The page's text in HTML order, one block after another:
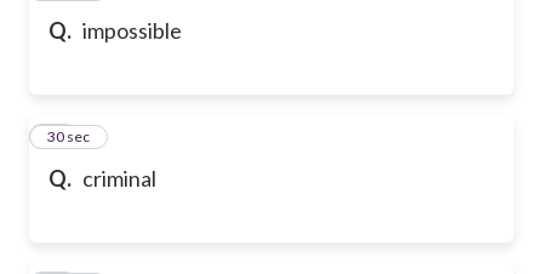
Q. impossible
Q. criminal
16
30 sec